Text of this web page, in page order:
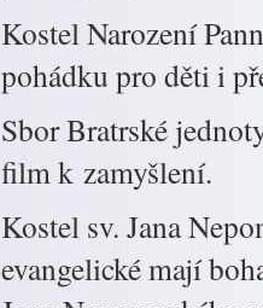
Kostel Narození
pohádku pro děti i
Sbor Bratrské
film k zamyšlení.
Kostel sv. Jana
evangelické mají